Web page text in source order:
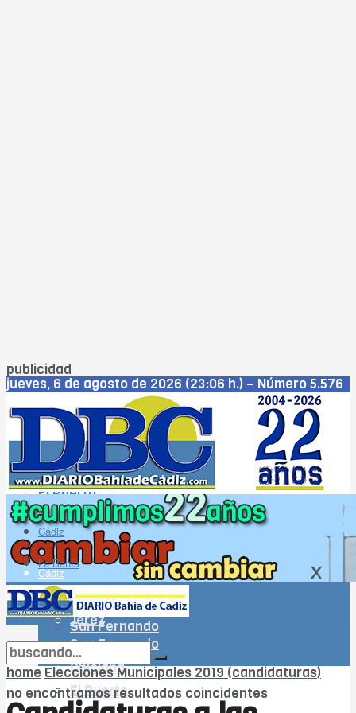
publicidad
jueves, 6 de agosto de 2026 (23:06 h.) – Número 5.576
Cádiz
Jerez
San Fernando
Chiclana
El Puerto
Puerto Real
Rota
WhatsApp
Cádiz
La Bahía
Jerez
San Fernando
Chiclana
El Puerto
Cádiz
La Bahía
Jerez
San Fernando
Chiclana
El Puerto
no encontramos resultados coincidentes
home Elecciones Municipales 2019 (candidaturas)